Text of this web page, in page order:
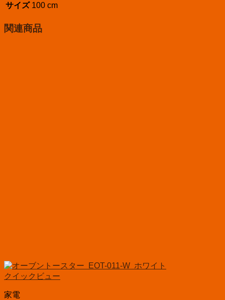
サイズ 100 cm
関連商品
クイックビュー
家電